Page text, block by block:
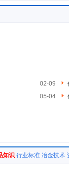
02-09
05-04
知识 行业标准 冶金技术